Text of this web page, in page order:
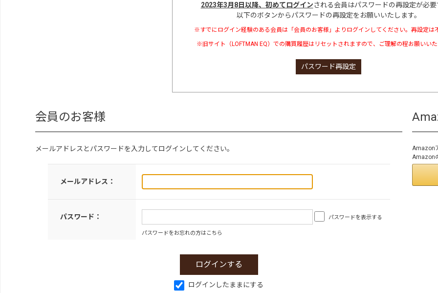
2023年3月8日以降、初めてログインされる会員はパスワードの再設定が必要
以下のボタンからパスワードの再設定をお願いいたします。
※すでにログイン経験のある会員は「会員のお客様」よりログインしてください。再設定は
※旧サイト（LOFTMAN EQ）での購買履歴はリセットされますので、ご理解の程お願いい
パスワード再設定
会員のお客様
メールアドレスとパスワードを入力してログインしてください。
メールアドレス：
パスワード： パスワードを表示する
パスワードをお忘れの方はこちら
ログインしたままにする
Amazon
Amazon